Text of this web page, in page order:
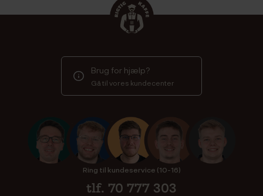
Brug for hjælp?
Gå til vores kundecenter
Ring til kundeservice (10-16)
tlf. 70 777 303